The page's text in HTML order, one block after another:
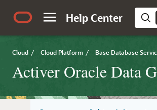
Help Center
Cloud / Cloud Platform / Base Database
Activer Oracle Data